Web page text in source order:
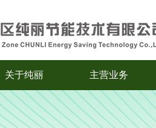
关于纯丽 主营业务